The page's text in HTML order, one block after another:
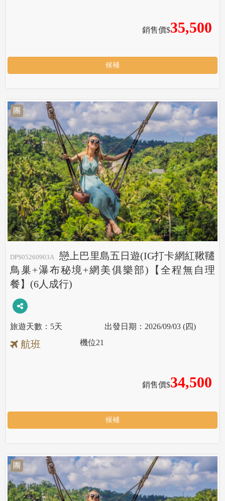
銷售價$35,500
候補
團
DPS05260903A
戀上巴里島五日遊(IG打卡網紅鞦韆
鳥巢+瀑布秘境+網美俱樂部)【全程無自理
餐】(6人成行)
5天 2026/09/03 (四)
航班
銷售價$34,500
機位21
候補
團